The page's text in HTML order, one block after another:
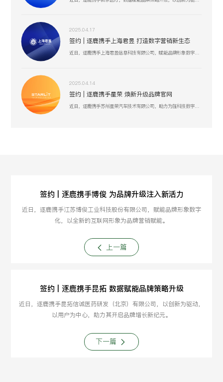
2025.04.17
签约 | 逐鹿携手上海君昱 打造数字营销新生态
近日，逐鹿携手上海君昱信息科技有限公司，赋能品牌形象数字化，以全新的互联网形象为品牌营销赋能。
2025.04.14
签约 | 逐鹿携手星荣 焕新升级品牌官网
近日，逐鹿携手苏州星荣汽车技术有限公司，助力为旌科技数字化官网平台全面升级，赋能品牌形象数字化，以全新形象为品牌营销赋能。
签约 | 逐鹿携手博俊 为品牌升级注入新活力
近日，逐鹿携手江苏博俊工业科技股份有限公司，赋能品牌形象数字
化，以全新的互联网形象为品牌营销赋能。
上一篇
签约 | 逐鹿携手昆拓 数据赋能品牌策略升级
近日，逐鹿携手昆拓信诚医药研发（北京）有限公司，以创新为驱动，
以用户为中心，助力其开启品牌增长新纪元。
下一篇